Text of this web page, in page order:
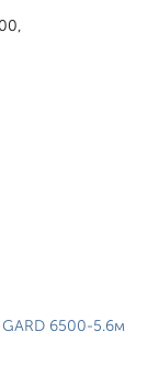
GARD 6500-5.6м